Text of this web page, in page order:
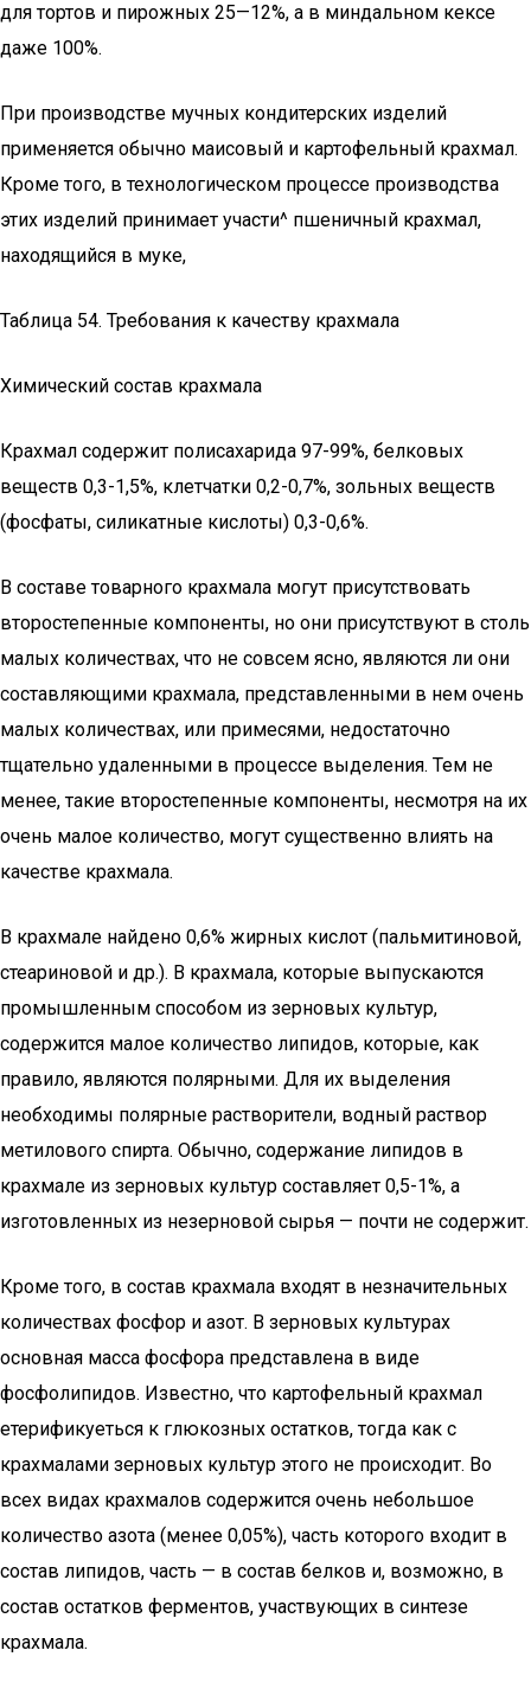
для тортов и пирожных 25—12%, а в миндальном кек­се
даже 100%.
При производстве мучных кондитерских изделий
применяется обычно маисовый и картофельный крахмал.
Кроме того, в техно­логическом процессе производства
этих изделий принимает участи^ пшеничный крахмал,
находящийся в муке,
Таблица 54. Требования к качеству крахмала
Химический состав крахмала
Крахмал содержит полисахарида 97-99%, белковых
веществ 0,3-1,5%, клетчатки 0,2-0,7%, зольных веществ
(фосфаты, силикатные кислоты) 0,3-0,6%.
В составе товарного крахмала могут присутствовать
второстепенные компоненты, но они присутствуют в столь
малых количествах, что не совсем ясно, являются ли они
составляющими крахмала, представленными в нем очень
малых количествах, или примесями, недостаточно
тщательно удаленными в процессе выделения. Тем не
менее, такие второстепенные компоненты, несмотря на их
очень малое количество, могут существенно влиять на
качестве крахмала.
В крахмале найдено 0,6% жирных кислот (пальмитиновой,
стеариновой и др.). В крахмала, которые выпускаются
промышленным способом из зерновых культур,
содержится малое количество липидов, которые, как
правило, являются полярными. Для их выделения
необходимы полярные растворители, водный раствор
метилового спирта. Обычно, содержание липидов в
крахмале из зерновых культур составляет 0,5-1%, а
изготовленных из незерновой сырья — почти не содержит.
Кроме того, в состав крахмала входят в незначительных
количествах фосфор и азот. В зерновых культурах
основная масса фосфора представлена ​​в виде
фосфолипидов. Известно, что картофельный крахмал
етерификуеться к глюкозных остатков, тогда как с
крахмалами зерновых культур этого не происходит. Во
всех видах крахмалов содержится очень небольшое
количество азота (менее 0,05%), часть которого входит в
состав липидов, часть — в состав белков и, возможно, в
состав остатков ферментов, участвующих в синтезе
крахмала.